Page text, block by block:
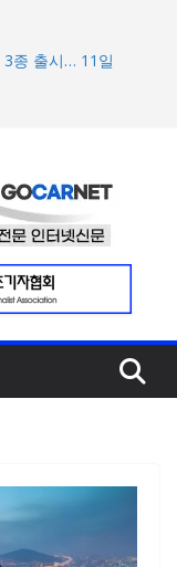
종 출시… 11일
르칼 탑재될 ‘큐레
티켓 패키지 선보이
최우수상 2개·본상